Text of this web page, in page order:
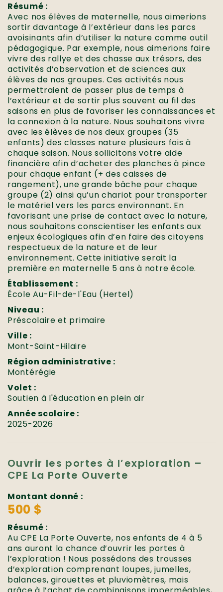
Résumé :
Avec nos élèves de maternelle, nous aimerions
sortir davantage à l’extérieur dans les parcs
avoisinants afin d’utiliser la nature comme outil
pédagogique. Par exemple, nous aimerions faire
vivre des rallye et des chasse aux trésors, des
activités d’observation et de sciences aux
élèves de nos groupes. Ces activités nous
permettraient de passer plus de temps à
l’extérieur et de sortir plus souvent au fil des
saisons en plus de favoriser les connaissances et
la connexion à la nature. Nous souhaitons vivre
avec les élèves de nos deux groupes (35
enfants) des classes nature plusieurs fois à
chaque saison. Nous sollicitons votre aide
financière afin d’acheter des planches à pince
pour chaque enfant (+ des caisses de
rangement), une grande bâche pour chaque
groupe (2) ainsi qu’un chariot pour transporter
le matériel vers les parcs environnant. En
favorisant une prise de contact avec la nature,
nous souhaitons conscientiser les enfants aux
enjeux écologiques afin d’en faire des citoyens
respectueux de la nature et de leur
environnement. Cette initiative serait la
première en maternelle 5 ans à notre école.
Établissement :
École Au-Fil-de-l'Eau (Hertel)
Niveau :
Préscolaire et primaire
Ville :
Mont-Saint-Hilaire
Région administrative :
Montérégie
Volet :
Soutien à l'éducation en plein air
Année scolaire :
2025-2026
Ouvrir les portes à l’exploration –
CPE La Porte Ouverte
Montant donné :
500 $
Résumé :
Au CPE La Porte Ouverte, nos enfants de 4 à 5
ans auront la chance d’ouvrir les portes à
l’exploration ! Nous possédons des trousses
d’exploration comprenant loupes, jumelles,
balances, girouettes et pluviomètres, mais